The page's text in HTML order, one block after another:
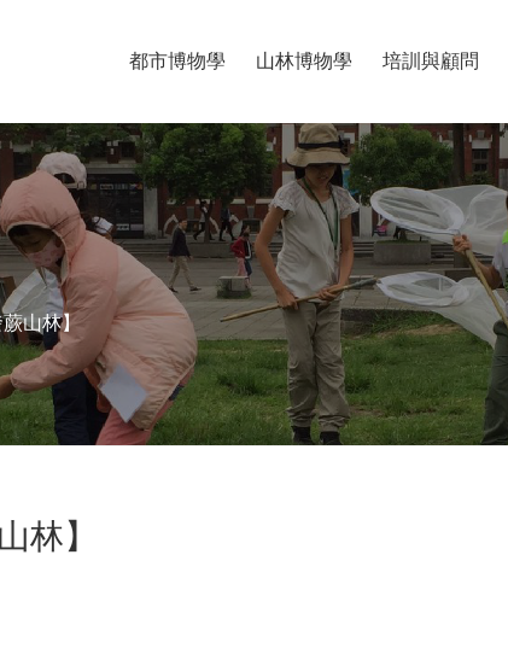
都市博物學 山林博物學 培訓與顧問
山林】
林】